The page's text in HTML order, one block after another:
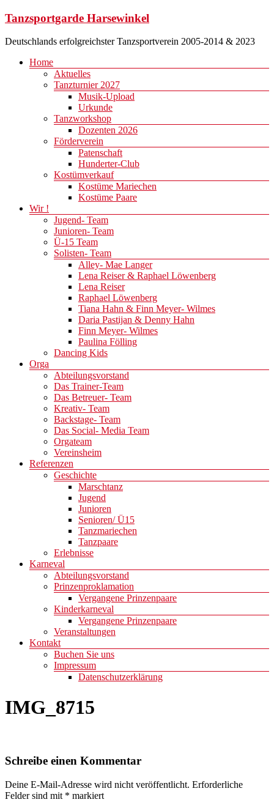
Zum
springen
Tanzsportgarde Harsewinkel
Deutschlands erfolgreichster Tanzsportverein 2005-2014 & 2023
Menü
Home
Aktuelles
Tanzturnier 2027
Musik-Upload
Urkunde
Tanzworkshop
Dozenten 2026
Förderverein
Patenschaft
Hunderter-Club
Kostümverkauf
Kostüme Mariechen
Kostüme Paare
Wir !
Jugend- Team
Junioren- Team
Ü-15 Team
Solisten- Team
Alley- Mae Langer
Lena Reiser & Raphael Löwenberg
Lena Reiser
Raphael Löwenberg
Tiana Hahn & Finn Meyer- Wilmes
Daria Pastijan & Denny Hahn
Finn Meyer- Wilmes
Paulina Fölling
Dancing Kids
Orga
Abteilungsvorstand
Das Trainer-Team
Das Betreuer- Team
Kreativ- Team
Backstage- Team
Das Social- Media Team
Orgateam
Vereinsheim
Referenzen
Geschichte
Marschtanz
Jugend
Junioren
Senioren/ Ü15
Tanzmariechen
Tanzpaare
Erlebnisse
Karneval
Abteilungsvorstand
Prinzenproklamation
Vergangene Prinzenpaare
Kinderkarneval
Vergangene Prinzenpaare
Veranstaltungen
Kontakt
Buchen Sie uns
Impressum
Datenschutzerklärung
IMG_8715
Schreibe einen Kommentar
Deine E-Mail-Adresse wird nicht veröffentlicht. Erforderliche
Felder sind mit * markiert